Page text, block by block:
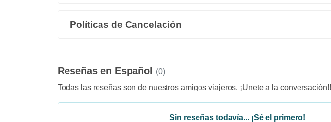
Políticas de Cancelación
Reseñas en Español (0)
Todas las reseñas son de nuestros amigos viajeros. ¡Unete a la conversación!!
Sin reseñas todavía... ¡Sé el primero!